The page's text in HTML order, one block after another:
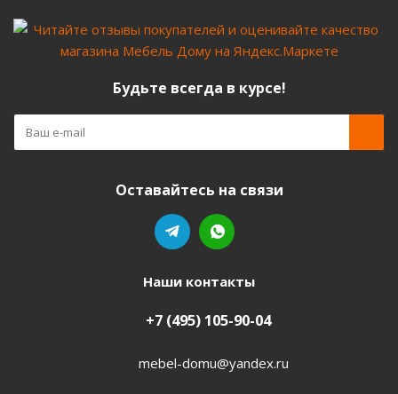
Будьте всегда в курсе!
Оставайтесь на связи
Наши контакты
+7 (495) 105-90-04
mebel-domu@yandex.ru